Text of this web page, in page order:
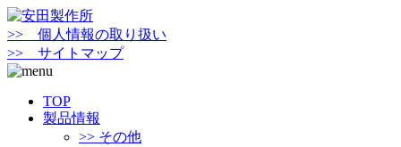
>> 個人情報の取り扱い
>> サイトマップ
TOP
製品情報
>> その他